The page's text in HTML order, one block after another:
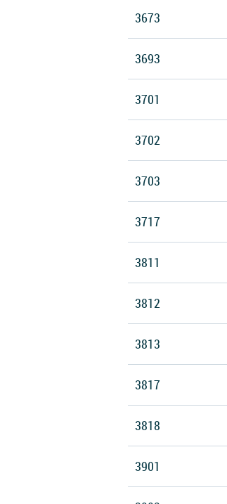
3673
3693
3701
3702
3703
3717
3811
3812
3813
3817
3818
3901